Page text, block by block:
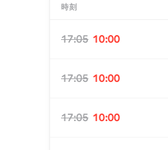
時刻
17:05 10:00
17:05 10:00
17:05 10:00